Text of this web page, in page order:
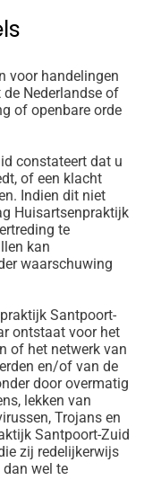
voor handelingen
Nederlandse of
of openbare orde
constateert dat u
of een klacht
Indien dit niet
Huisartsenpraktijk
te
kan
waarschuwing
Santpoort-
ontstaat voor het
of het netwerk van
en/of van de
door overmatig
lekken van
Trojans en
Santpoort-Zuid
zij redelijkerwijs
wel te